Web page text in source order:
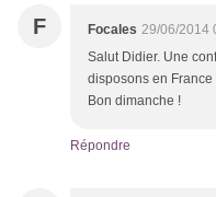
F Focales 29/06/2014
Salut Didier. Une
disposons en
Bon dimanche !
Répondre